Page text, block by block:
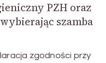
PZH oraz
szamba
zgodności przy